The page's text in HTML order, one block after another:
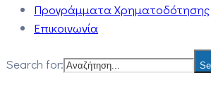
Προγράμματα Χρηματοδότησης
Επικοινωνία
Search for: